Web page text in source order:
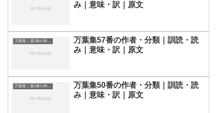
み｜意味・訳｜原文
万葉集｜第1巻の和歌一覧
万葉集57番の作者・分類｜訓読・読
み｜意味・訳｜原文
万葉集50番の作者・分類｜訓読・読
み｜意味・訳｜原文